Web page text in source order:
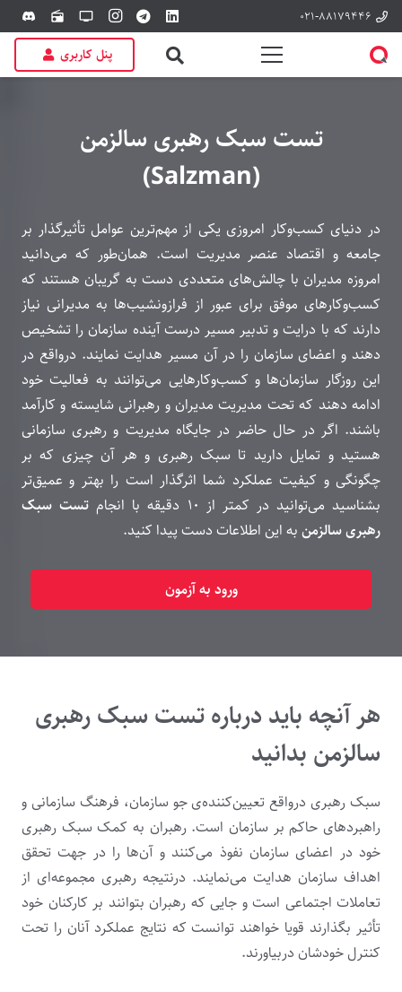
۰۲۱-۸۸۱۷۹۴۴۶ tv
radio
discord
پنل کاربری
تست سبک رهبری سالزمن
(Salzman)
در دنیای کسب‌وکار امروزی یکی از مهم‌ترین عوامل تأثیرگذار بر
جامعه و اقتصاد عنصر مدیریت است. همان‌طور که می‌دانید
امروزه مدیران با چالش‌های متعددی دست به گریبان هستند که
کسب‌وکارهای موفق برای عبور از فرازونشیب‌ها به مدیرانی نیاز
دارند که با درایت و تدبیر مسیر درست آینده سازمان را تشخیص
دهند و اعضای سازمان را در آن مسیر هدایت نمایند. درواقع در
این روزگار سازمان‌ها و کسب‌وکارهایی می‌توانند به فعالیت خود
ادامه دهند که تحت مدیریت مدیران و رهبرانی شایسته و کارآمد
باشند. اگر در حال حاضر در جایگاه مدیریت و رهبری سازمانی
هستید و تمایل دارید تا سبک رهبری و هر آن چیزی که بر
چگونگی و کیفیت عملکرد شما اثرگذار است را بهتر و عمیق‌تر
بشناسید می‌توانید در کمتر از ۱۰ دقیقه با انجام
تست سبک
رهبری سالزمن به این اطلاعات دست پیدا کنید.
ورود به آزمون
هر آنچه باید درباره تست سبک رهبری
سالزمن بدانید
سبک رهبری درواقع تعیین‌کننده‌ی جو سازمان، فرهنگ سازمانی و
راهبردهای حاکم بر سازمان است. رهبران به کمک سبک رهبری
خود در اعضای سازمان نفوذ می‌کنند و آن‌ها را در جهت تحقق
اهداف سازمان هدایت می‌نمایند. درنتیجه رهبری مجموعه‌ای از
تعاملات اجتماعی است و جایی که رهبران بتوانند بر کارکنان خود
تأثیر بگذارند قویا خواهند توانست که نتایج عملکرد آنان را تحت
کنترل خودشان دربیاورند.